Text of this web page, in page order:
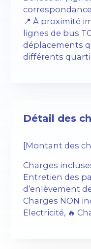
📍 À proximité
lignes de bus
déplacements
différents
Détail des
[Montant des
Charges
Entretien des
d’enlèvement
Charges NON
Electricité, 🔥